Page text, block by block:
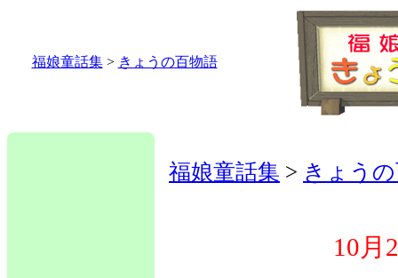
福娘童話集> きょうの百物語
福娘童話集 > きょう
10月